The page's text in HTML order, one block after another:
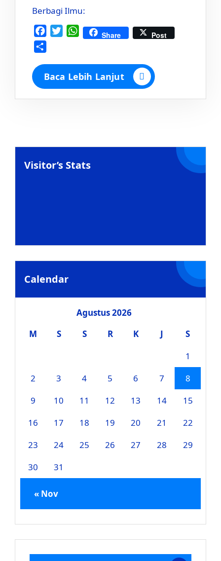
Berbagi Ilmu:
Facebook
TwitterWhatsAppShare Post
Baca Lebih Lanjut
Visitor’s Stats
Calendar
Agustus 2026
M
S S R K J
S
1
2
3 4 5 6 7
8
9
10 11 12 13 14
15
16
17 18 19 20 21
22
23
24 25 26 27 28
29
30
31
« Nov